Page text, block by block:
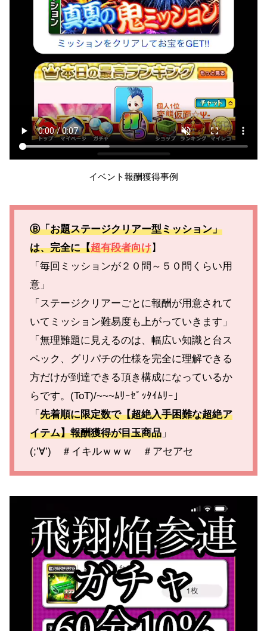
イベント報酬獲得事例
Ⓑ「お題ステージクリアー型ミッション」
は、完全に【超有段者向け】
「毎回ミッションが２０問～５０問くらい用
意」
「ステージクリアーごとに報酬が用意されて
いてミッション難易度も上がっていきます」
「無理難題に見えるのは、幅広い知識と台ス
ペック、グリパチの仕様を完全に理解できる
方だけが到達できる頂き構成になっているか
らです。(ToT)/~~~ﾑﾘｰｾﾞｯﾀｲﾑﾘｰ」
「 先着順に限定数で【超絶入手困難な超絶ア
イテム】報酬獲得が目玉商品」
(;’∀’) ＃イキルｗｗｗ ＃アセアセ